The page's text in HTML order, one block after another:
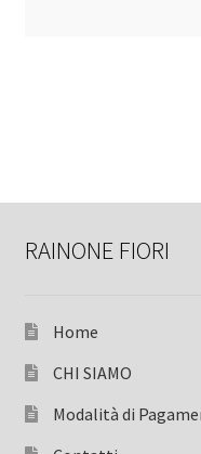
RAINONE FIORI
Home
CHI SIAMO
Modalità di